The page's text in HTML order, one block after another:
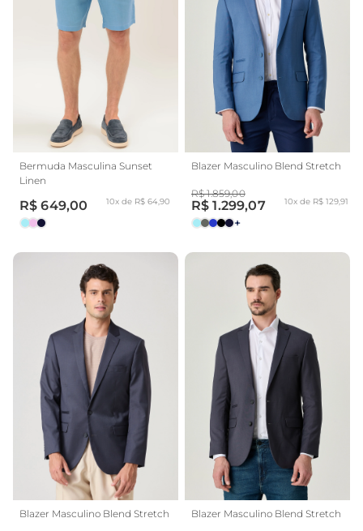
Bermuda Masculina Sunset
Linen
R$ 649,00 10x de R$ 64,90
Blazer Masculino Blend Stretch
R$ 1.859,00
R$ 1.299,07 10x de R$ 129,91
+
Blazer Masculino Blend Stretch Blazer Masculino Blend Stretch